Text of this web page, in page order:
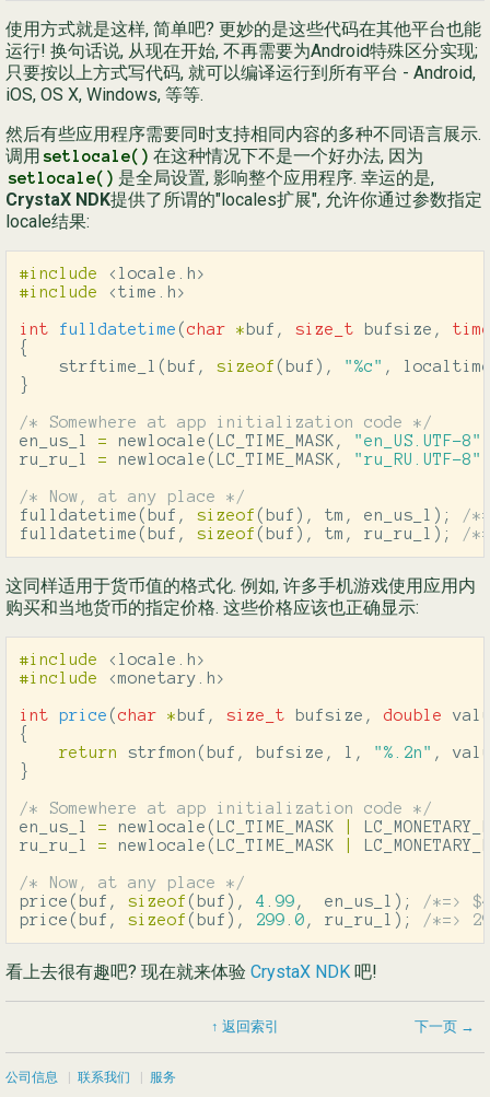
使用方式就是这样, 简单吧? 更妙的是这些代码在其他平台也能
运行! 换句话说, 从现在开始, 不再需要为Android特殊区分实现;
只要按以上方式写代码, 就可以编译运行到所有平台 - Android,
iOS, OS X, Windows, 等等.
然后有些应用程序需要同时支持相同内容的多种不同语言展示.
调用setlocale() 在这种情况下不是一个好办法, 因为
setlocale() 是全局设置, 影响整个应用程序. 幸运的是,
CrystaX NDK提供了所谓的"locales扩展", 允许你通过参数指定
locale结果:
#include
<locale.h>
#include
<time.h>
int fulldatetime ( char * buf , size_t bufsize ,
{
strftime_l ( buf , sizeof ( buf ), "%c" ,
}
/* Somewhere at app initialization code */
en_us_l
= newlocale ( LC_TIME_MASK , "en_US.UTF-8"
ru_ru_l
= newlocale ( LC_TIME_MASK , "ru_RU.UTF-8"
/* Now, at any place */
fulldatetime ( buf , sizeof ( buf ), tm , en_us_l );
/
fulldatetime ( buf , sizeof ( buf ), tm , ru_ru_l ); /
这同样适用于货币值的格式化. 例如, 许多手机游戏使用应用内
购买和当地货币的指定价格. 这些价格应该也正确显示:
#include
<locale.h>
#include
<monetary.h>
int price ( char * buf , size_t bufsize , double
{
return
strfmon ( buf , bufsize , l , "%.2n" ,
}
/* Somewhere at app initialization code */
en_us_l
= newlocale ( LC_TIME_MASK
ru_ru_l
= newlocale ( LC_TIME_MASK
/* Now, at any place */
price ( buf , sizeof ( buf ), 4 99 , en_us_l );
/*=>
price ( buf , sizeof ( buf ), 299 0 , ru_ru_l ); /*=>
看上去很有趣吧? 现在就来体验 CrystaX NDK 吧!
↑ 返回索引 下一页 →
公司信息 联系我们 服务